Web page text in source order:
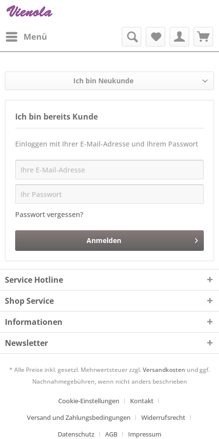
Menü
Ich bin Neukunde
Ich bin bereits Kunde
Einloggen mit Ihrer E-Mail-Adresse und Ihrem Passwort
Passwort vergessen?
Anmelden
Service Hotline
Shop Service
Informationen
Newsletter
* Alle Preise inkl. gesetzl. Mehrwertsteuer zzgl.Versandkosten und ggf.
Nachnahmegebühren, wenn nicht anders beschrieben
Cookie-Einstellungen
Kontakt
Versand und Zahlungsbedingungen
Widerrufsrecht
Datenschutz
AGB Impressum